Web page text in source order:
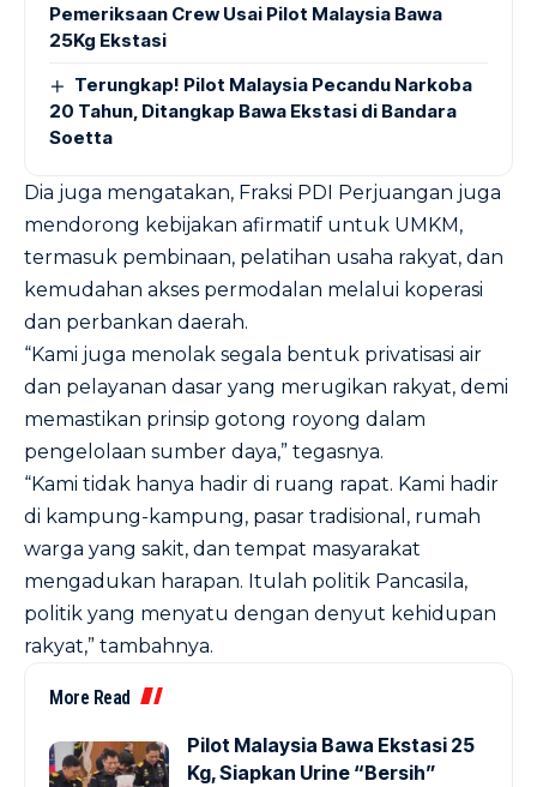
Pemeriksaan Crew Usai Pilot Malaysia Bawa
25Kg Ekstasi
Terungkap! Pilot Malaysia Pecandu Narkoba
20 Tahun, Ditangkap Bawa Ekstasi di Bandara
Soetta
Dia juga mengatakan, Fraksi PDI Perjuangan juga
mendorong kebijakan afirmatif untuk UMKM,
termasuk pembinaan, pelatihan usaha rakyat, dan
kemudahan akses permodalan melalui koperasi
dan perbankan daerah.
“Kami juga menolak segala bentuk privatisasi air
dan pelayanan dasar yang merugikan rakyat, demi
memastikan prinsip gotong royong dalam
pengelolaan sumber daya,” tegasnya.
“Kami tidak hanya hadir di ruang rapat. Kami hadir
di kampung-kampung, pasar tradisional, rumah
warga yang sakit, dan tempat masyarakat
mengadukan harapan. Itulah politik Pancasila,
politik yang menyatu dengan denyut kehidupan
rakyat,” tambahnya.
More Read
Pilot Malaysia Bawa Ekstasi 25
Kg, Siapkan Urine “Bersih”